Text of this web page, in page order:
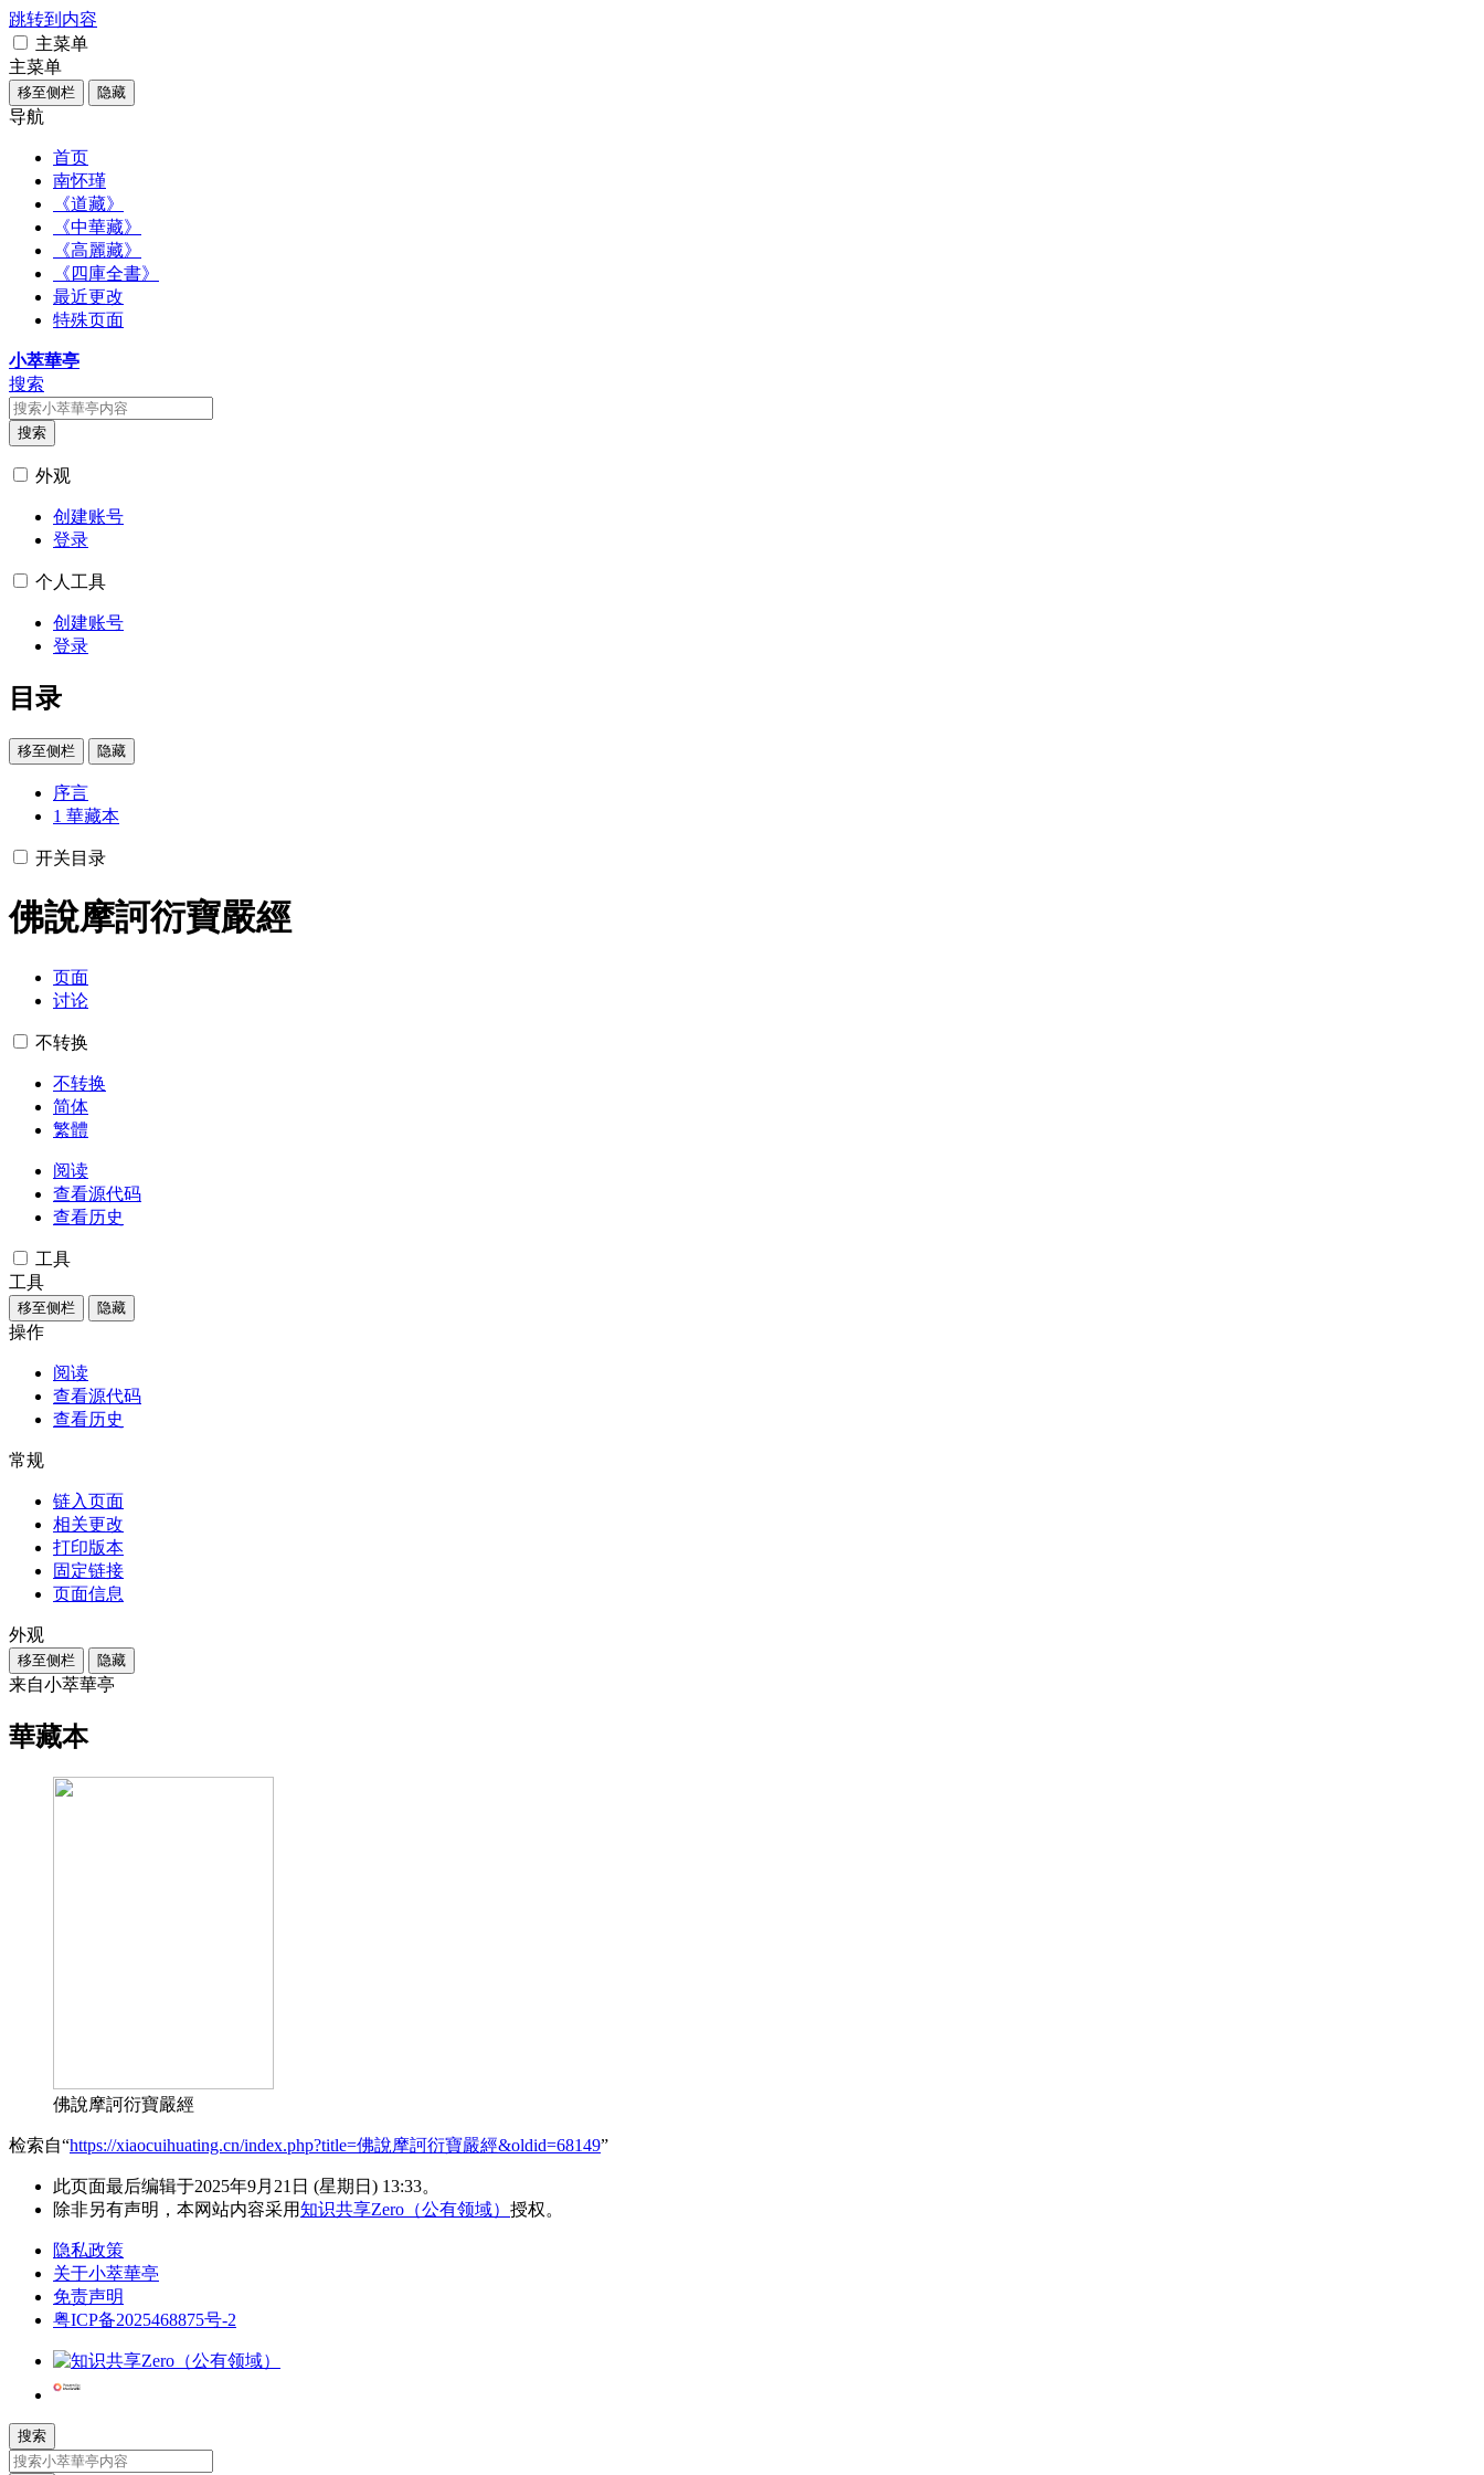
跳转到内容
主菜单
主菜单
移至侧栏 隐藏
导航
首页
南怀瑾
《道藏》
《中華藏》
《高麗藏》
《四庫全書》
最近更改
特殊页面
小萃華亭
搜索
搜索
外观
创建账号
登录
个人工具
创建账号
登录
目录
移至侧栏 隐藏
序言
1 華藏本
开关目录
佛說摩訶衍寶嚴經
页面
讨论
不转换
不转换
简体
繁體
阅读
查看源代码
查看历史
工具
工具
移至侧栏 隐藏
操作
阅读
查看源代码
查看历史
常规
链入页面
相关更改
打印版本
固定链接
页面信息
外观
移至侧栏 隐藏
来自小萃華亭
華藏本
佛說摩訶衍寶嚴經
检索自“https://xiaocuihuating.cn/index.php?title=佛說摩訶衍寶嚴經&oldid=68149”
此页面最后编辑于2025年9月21日 (星期日) 13:33。
除非另有声明，本网站内容采用知识共享Zero（公有领域） 授权。
隐私政策
关于小萃華亭
免责声明
粤ICP备2025468875号-2
搜索